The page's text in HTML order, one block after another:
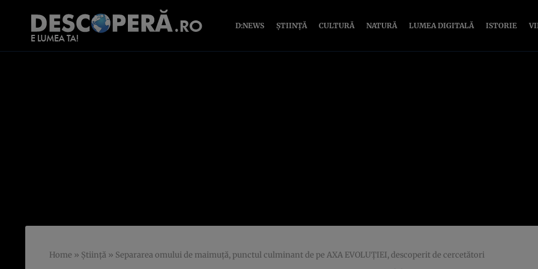
D:NEWS ȘTIINȚĂ CULTURĂ NATURĂ LUMEA DIGITALĂ ISTORIE
Home » Știință » Separarea omului de maimuţă, punctul culminant de pe AXA EVOLUŢIEI, descoperit de cercetători